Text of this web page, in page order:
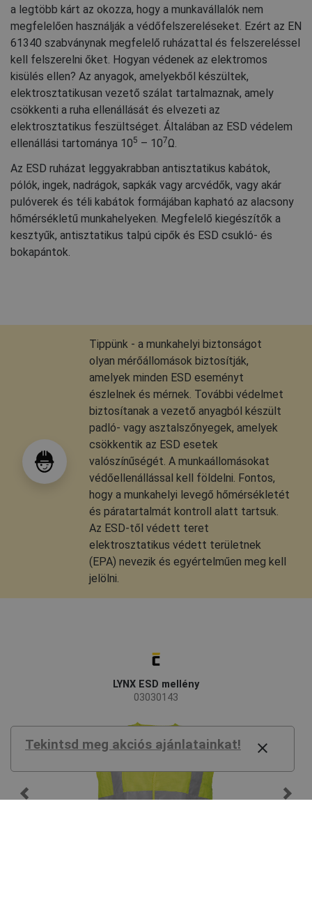
Tekintsd meg akciós ajánlatainkat! close
a legtöbb kárt az okozza, hogy a munkavállalók nem
megfelelően használják a védőfelszereléseket. Ezért az EN
61340 szabványnak megfelelő ruházattal és felszereléssel
kell felszerelni őket. Hogyan védenek az elektromos
kisülés ellen? Az anyagok, amelyekből készültek,
elektrosztatikusan vezető szálat tartalmaznak, amely
csökkenti a ruha ellenállását és elvezeti az
elektrosztatikus feszültséget. Általában az ESD védelem
ellenállási tartománya 105 – 107Ω.
Az ESD ruházat leggyakrabban antisztatikus kabátok,
pólók, ingek, nadrágok, sapkák vagy arcvédők, vagy akár
pulóverek és téli kabátok formájában kapható az alacsony
hőmérsékletű munkahelyeken. Megfelelő kiegészítők a
kesztyűk, antisztatikus talpú cipők és ESD csukló- és
bokapántok.
Tippünk - a munkahelyi biztonságot
olyan mérőállomások biztosítják,
amelyek minden ESD eseményt
észlelnek és mérnek. További védelmet
biztosítanak a vezető anyagból készült
padló- vagy asztalszőnyegek, amelyek
csökkentik az ESD esetek
valószínűségét. A munkaállomásokat
védőellenállással kell földelni. Fontos,
hogy a munkahelyi levegő hőmérsékletét
és páratartalmát kontroll alatt tartsuk.
Az ESD-től védett teret
elektrosztatikus védett területnek
(EPA) nevezik és egyértelműen meg kell
jelölni.
LYNX ESD mellény
03030143